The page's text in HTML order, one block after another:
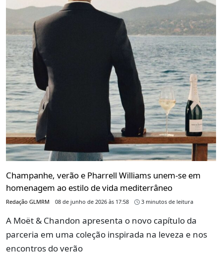
Champanhe, verão e Pharrell Williams unem-se em
homenagem ao estilo de vida mediterrâneo
Redação GLMRM 08 de junho de 2026 às 17:58 3 minutos de leitura
A Moët & Chandon apresenta o novo capítulo da
parceria em uma coleção inspirada na leveza e nos
encontros do verão